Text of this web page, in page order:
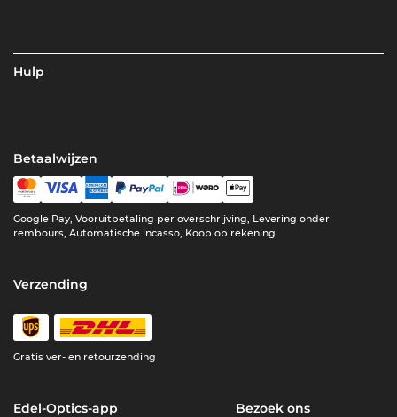
Hulp
Betaalwijzen
Google Pay, Vooruitbetaling per overschrijving, Levering onder
rembours, Automatische incasso, Koop op rekening
Verzending
Gratis ver- en retourzending
Edel-Optics-app Bezoek ons